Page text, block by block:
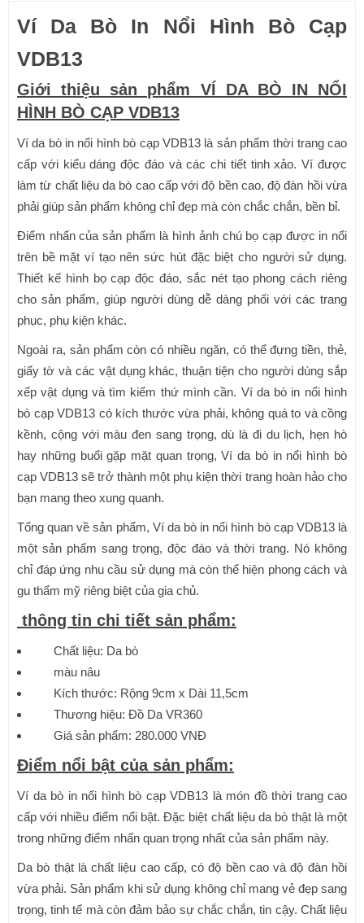
280,000₫.
Ví Da Bò In Nổi Hình Bò Cạp
VDB13
Giới thiệu sản phẩm VÍ DA BÒ IN NỔI
HÌNH BÒ CẠP VDB13
Ví da bò in nổi hình bò cạp VDB13 là sản phẩm thời trang cao
cấp với kiểu dáng độc đáo và các chi tiết tinh xảo. Ví được
làm từ chất liệu da bò cao cấp với độ bền cao, độ đàn hồi vừa
phải giúp sản phẩm không chỉ đẹp mà còn chắc chắn, bền bỉ.
Điểm nhấn của sản phẩm là hình ảnh chú bọ cạp được in nổi
trên bề mặt ví tạo nên sức hút đặc biệt cho người sử dụng.
Thiết kế hình bọ cạp độc đáo, sắc nét tạo phong cách riêng
cho sản phẩm, giúp người dùng dễ dàng phối với các trang
phục, phụ kiện khác.
Ngoài ra, sản phẩm còn có nhiều ngăn, có thể đựng tiền, thẻ,
giấy tờ và các vật dụng khác, thuận tiện cho người dùng sắp
xếp vật dụng và tìm kiếm thứ mình cần. Ví da bò in nổi hình
bò cạp VDB13 có kích thước vừa phải, không quá to và cồng
kềnh, cộng với màu đen sang trọng, dù là đi du lịch, hẹn hò
hay những buổi gặp mặt quan trọng, Ví da bò in nổi hình bò
cạp VDB13 sẽ trở thành một phụ kiện thời trang hoàn hảo cho
bạn mang theo xung quanh.
Tổng quan về sản phẩm, Ví da bò in nổi hình bò cạp VDB13 là
một sản phẩm sang trọng, độc đáo và thời trang. Nó không
chỉ đáp ứng nhu cầu sử dụng mà còn thể hiện phong cách và
gu thẩm mỹ riêng biệt của gia chủ.
thông tin chi tiết sản phẩm:
Chất liệu: Da bò
màu nâu
Kích thước: Rộng 9cm x Dài 11,5cm
Thương hiệu: Đồ Da VR360
Giá sản phẩm: 280.000 VNĐ
Điểm nổi bật của sản phẩm:
Ví da bò in nổi hình bò cạp VDB13 là món đồ thời trang cao
cấp với nhiều điểm nổi bật. Đặc biệt chất liệu da bò thật là một
trong những điểm nhấn quan trọng nhất của sản phẩm này.
Da bò thật là chất liệu cao cấp, có độ bền cao và độ đàn hồi
vừa phải. Sản phẩm khi sử dụng không chỉ mang vẻ đẹp sang
trọng, tinh tế mà còn đảm bảo sự chắc chắn, tin cậy. Chất liệu